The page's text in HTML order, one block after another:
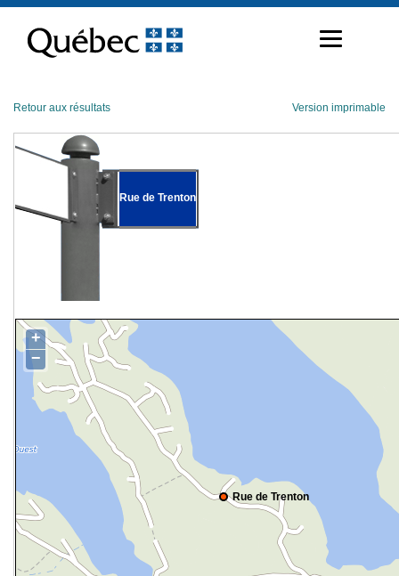
contenu
Retour aux résultats Version imprimable
Rue de Trenton
Rue de Trenton
+
−